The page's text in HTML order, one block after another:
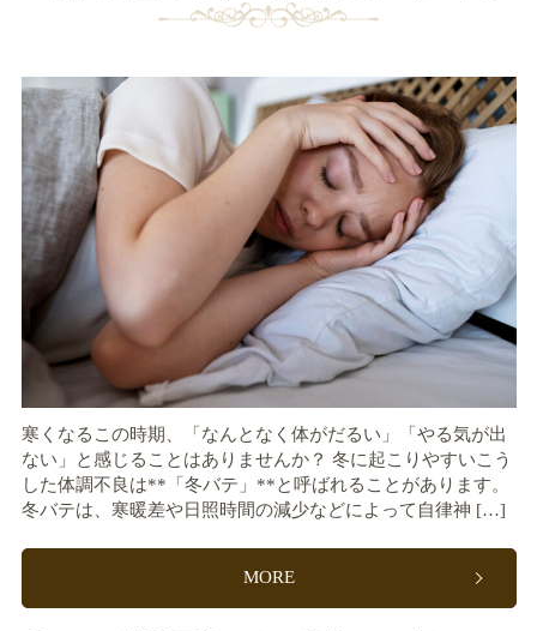
寒くなるこの時期、「なんとなく体がだるい」「やる気が出
ない」と感じることはありませんか？ 冬に起こりやすいこう
した体調不良は**「冬バテ」**と呼ばれることがあります。
冬バテは、寒暖差や日照時間の減少などによって自律神 […]
MORE